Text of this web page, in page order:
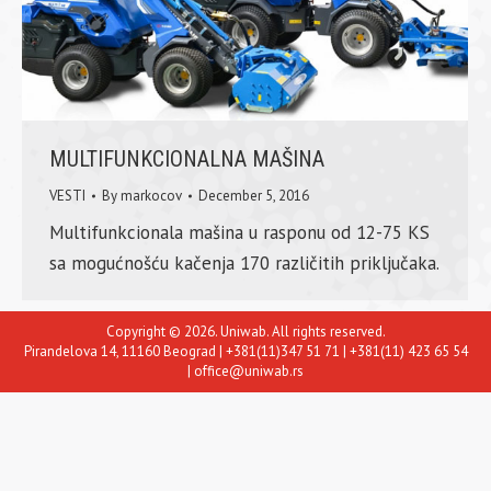
MULTIFUNKCIONALNA MAŠINA
VESTI By markocov December 5, 2016
Multifunkcionala mašina u rasponu od 12-75 KS
sa mogućnošću kačenja 170 različitih priključaka.
Copyright © 2026. Uniwab. All rights reserved.
Pirandelova 14, 11160 Beograd | +381(11)347 51 71 | +381(11) 423 65 54
| office@uniwab.rs